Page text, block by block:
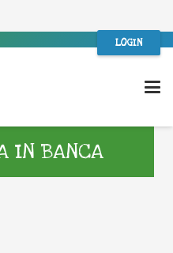
LOGIN
IN BANCA